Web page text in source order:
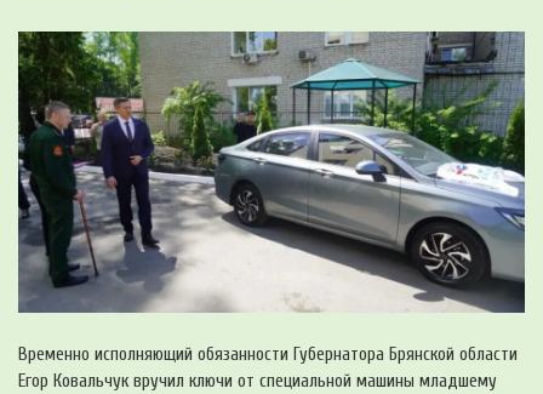
Временно исполняющий обязанности Губернатора Брянской области
Егор Ковальчук вручил ключи от специальной машины младшему